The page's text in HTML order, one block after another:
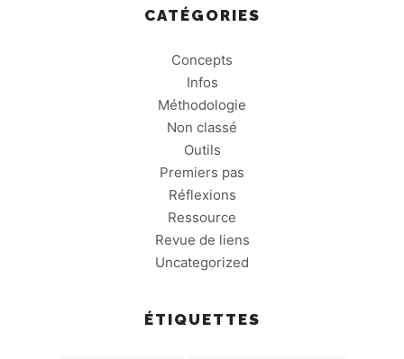
CATÉGORIES
Concepts
Infos
Méthodologie
Non classé
Outils
Premiers pas
Réflexions
Ressource
Revue de liens
Uncategorized
ÉTIQUETTES